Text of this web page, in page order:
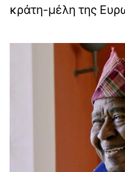
κράτη-μέλη της